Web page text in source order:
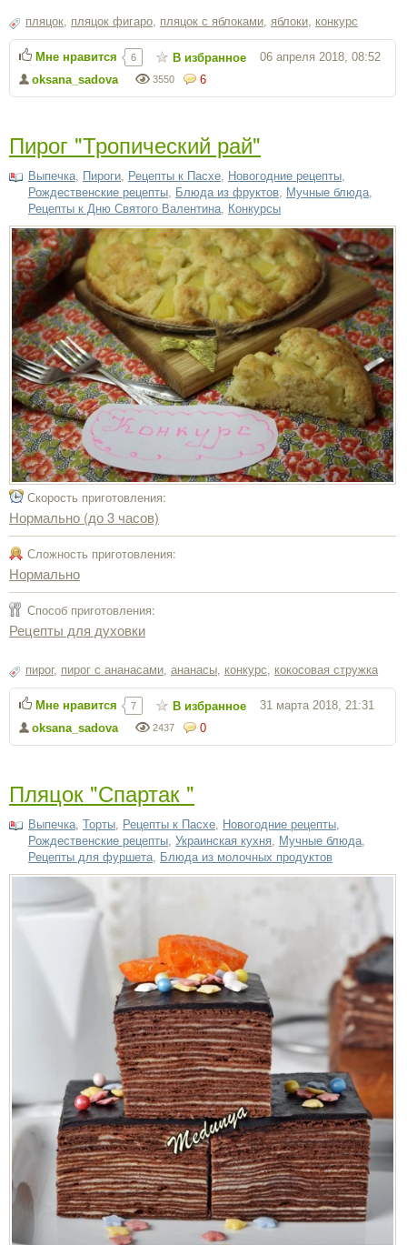
пляцок пляцок фигаро пляцок с яблоками яблоки конкурс
6
3550
oksana_sadova
06 апреля 2018, 08:52
Мне нравится 6 В избранное
Пирог "Тропический рай"
Выпечка Пироги Рецепты к Пасхе Новогодние рецепты
Рождественские рецепты Блюда из фруктов Мучные блюда
Рецепты к Дню Святого Валентина Конкурсы
Скорость приготовления:
Нормально (до 3 часов)
Сложность приготовления:
Нормально
Способ приготовления:
Рецепты для духовки
пирог, пирог с ананасами, ананасы, конкурс, кокосовая стружка
0
2437
oksana_sadova
31 марта 2018, 21:31
Мне нравится 7 В избранное
Пляцок "Спартак "
Выпечка, Торты, Рецепты к Пасхе, Новогодние рецепты,
Рождественские рецепты, Украинская кухня, Мучные блюда,
Рецепты для фуршета, Блюда из молочных продуктов